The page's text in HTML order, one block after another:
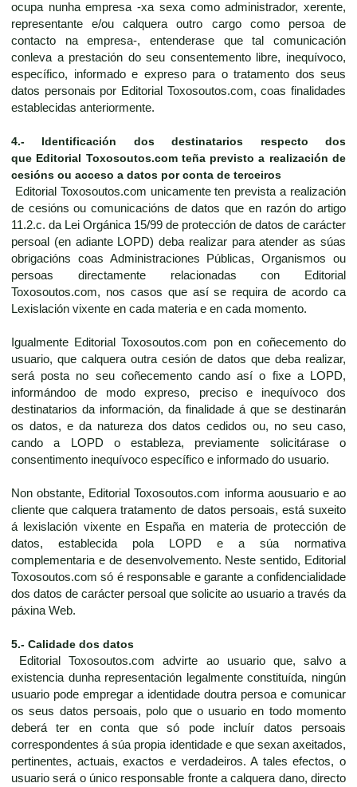
ocupa nunha empresa -xa sexa como administrador, xerente,
representante e/ou calquera outro cargo como persoa de
contacto na empresa-, entenderase que tal comunicación
conleva a prestación do seu consentemento libre, inequívoco,
específico, informado e expreso para o tratamento dos seus
datos personais por Editorial Toxosoutos.com, coas finalidades
establecidas anteriormente.
4.- Identificación dos destinatarios respecto dos
que Editorial Toxosoutos.com teña previsto a realización de
cesións ou acceso a datos por conta de terceiros
Editorial Toxosoutos.com unicamente ten prevista a realización
de cesións ou comunicacións de datos que en razón do artigo
11.2.c. da Lei Orgánica 15/99 de protección de datos de carácter
persoal (en adiante LOPD) deba realizar para atender as súas
obrigacións coas Administraciones Públicas, Organismos ou
persoas directamente relacionadas con Editorial
Toxosoutos.com, nos casos que así se requira de acordo ca
Lexislación vixente en cada materia e en cada momento.
Igualmente Editorial Toxosoutos.com pon en coñecemento do
usuario, que calquera outra cesión de datos que deba realizar,
será posta no seu coñecemento cando así o fixe a LOPD,
informándoo de modo expreso, preciso e inequívoco dos
destinatarios da información, da finalidade á que se destinarán
os datos, e da natureza dos datos cedidos ou, no seu caso,
cando a LOPD o estableza, previamente solicitárase o
consentimento inequívoco específico e informado do usuario.
Non obstante, Editorial Toxosoutos.com informa aousuario e ao
cliente que calquera tratamento de datos persoais, está suxeito
á lexislación vixente en España en materia de protección de
datos, establecida pola LOPD e a súa normativa
complementaria e de desenvolvemento. Neste sentido, Editorial
Toxosoutos.com só é responsable e garante a confidencialidade
dos datos de carácter persoal que solicite ao usuario a través da
páxina Web.
5.- Calidade dos datos
Editorial Toxosoutos.com advirte ao usuario que, salvo a
existencia dunha representación legalmente constituída, ningún
usuario pode empregar a identidade doutra persoa e comunicar
os seus datos persoais, polo que o usuario en todo momento
deberá ter en conta que só pode incluír datos persoais
correspondentes á súa propia identidade e que sexan axeitados,
pertinentes, actuais, exactos e verdadeiros. A tales efectos, o
usuario será o único responsable fronte a calquera dano, directo